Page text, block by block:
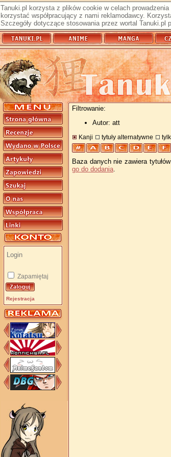
Tanuki.pl korzysta z plików cookie w celach
korzystać współpracujący z nami reklamodawcy.
Szczegóły dotyczące stosowania przez wortal Tanuki.pl
Zapamiętaj
Rejestracja
Filtrowanie:
Autor: att
Kanji tytuły alternatywne
Baza danych nie zawiera
go do dodania.